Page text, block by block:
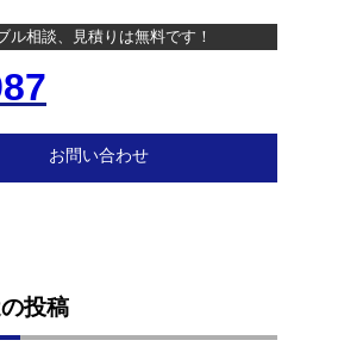
ル相談、見積りは無料です！
お問い合わせ
投稿